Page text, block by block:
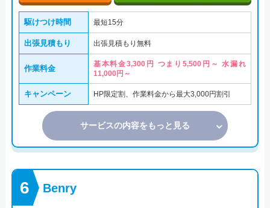
駆けつけ時間 最短15分
出張見積もり 出張見積もり無料
作業料金
基本料金3,300円 つまり5,500円～ 水漏れ
11,000円～
キャンペーン HP限定割、作業料金から最大3,000円割引
サービスの内容をもっと見る
Benry